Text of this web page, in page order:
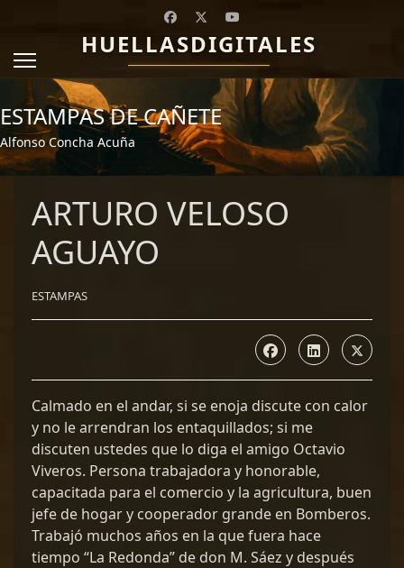
HUELLASDIGITALES
ESTAMPAS DE CAÑETE
Alfonso Concha Acuña
ARTURO VELOSO
AGUAYO
ESTAMPAS
Calmado en el andar, si se enoja discute con calor
y no le arrendran los entaquillados; si me
discuten ustedes que lo diga el amigo Octavio
Viveros. Persona trabajadora y honorable,
capacitada para el comercio y la agricultura, buen
jefe de hogar y cooperador grande en Bomberos.
Trabajó muchos años en la que fuera hace
tiempo “La Redonda” de don M. Sáez y después